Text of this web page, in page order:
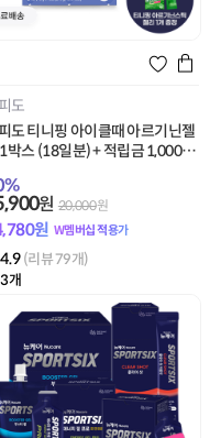
도
도 티니핑 아이클때 아르기닌젤
박스 (18일분) + 적립금 1,000원
정
%
원 20,000원
원 W멤버십 적용가
4.9 (리뷰 79개)
3개